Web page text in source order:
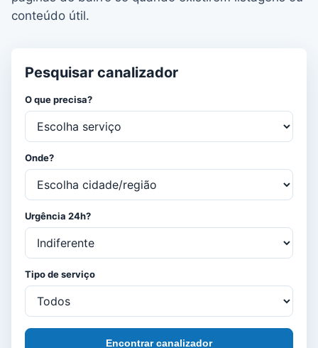
conteúdo útil.
Pesquisar canalizador
O que precisa?
Onde?
Urgência 24h?
Tipo de serviço
Encontrar canalizador